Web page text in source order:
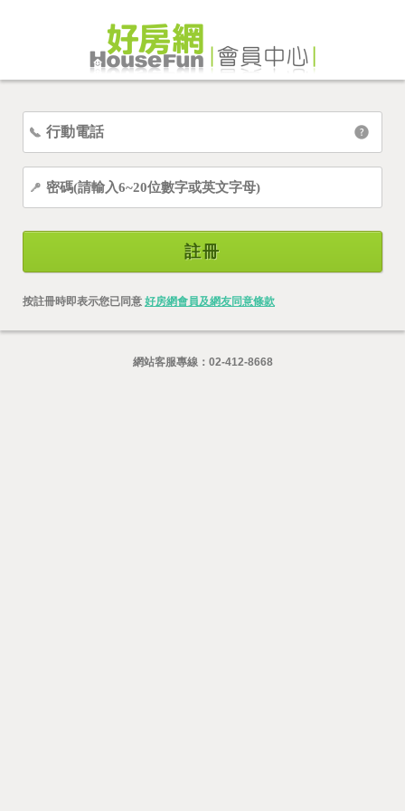
註冊
按註冊時即表示您已同意 好房網會員及網友同意條款
網站客服專線： 02-412-8668